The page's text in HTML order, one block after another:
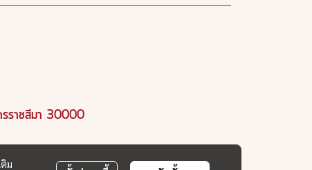
ม
ราชสีมา 30000